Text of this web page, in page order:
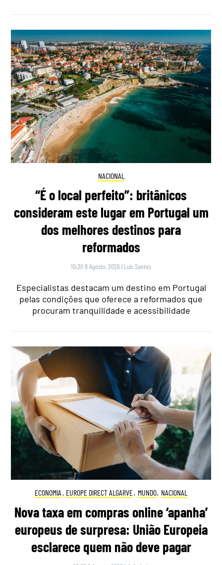
NACIONAL
“É o local perfeito”: britânicos
consideram este lugar em Portugal um
dos melhores destinos para
reformados
10:30 8 Agosto, 2026 | Luís Santos
Especialistas destacam um destino em Portugal
pelas condições que oferece a reformados que
procuram tranquilidade e acessibilidade
ECONOMIA , EUROPE DIRECT ALGARVE, MUNDO, NACIONAL
Nova taxa em compras online ‘apanha’
europeus de surpresa: União Europeia
esclarece quem não deve pagar